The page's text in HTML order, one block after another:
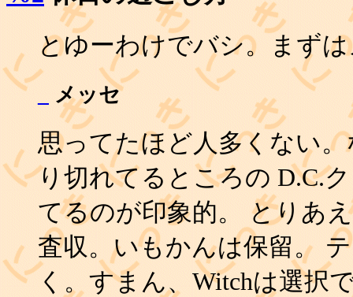
とゆーわけでバシ。まず
メッセ
思ってたほど人多くない
り切れてるところの D.C.
てるのが印象的。 とりあ
査収。いもかんは保留。
く。すまん、Witchは選択